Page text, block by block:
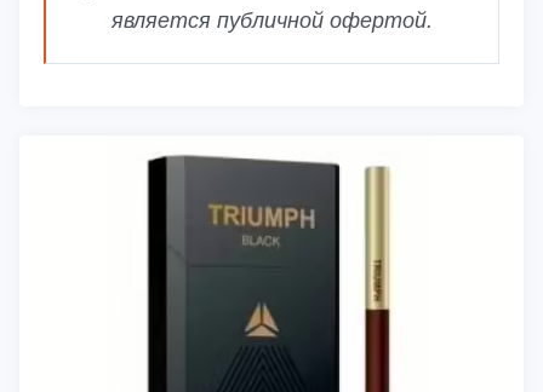
является публичной офертой.